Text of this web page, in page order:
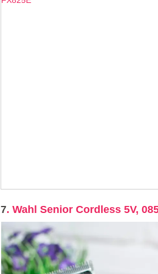
7. Wahl Senior Cordless 5V,